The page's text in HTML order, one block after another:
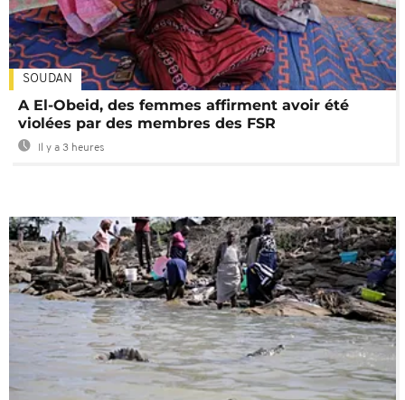
SOUDAN
A El-Obeid, des femmes affirment avoir été
violées par des membres des FSR
Il y a 3 heures